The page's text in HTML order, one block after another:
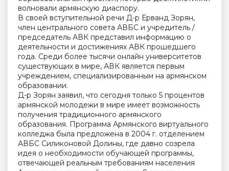
волновали армянскую диаспору.
В своей вступительной речи Д-р Ерванд Зорян,
член центрального совета АВБС и учредитель /
председатель АВК представил информацию о
деятельности и достижениях АВК прошедшего
года. Среди более тысячи онлайн университетов
существующих в мире, АВК является первым
учреждением, специализированным на армянском
образовании.
Д-р Зорян заявил, что сегодня только 5 процентов
армянской молодежи в мире имеет возможность
получения традиционного армянского
образования. Программа Армянского виртуального
колледжа была предложена в 2004 г. отделением
АВБС Силиконовой Долины, где давно созрела
идея о необходимости обучающей программы,
отвечающей реальным требованиям населения